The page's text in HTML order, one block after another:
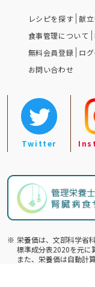
レシピを探す 献
食事管理について
無料会員登録 ロ
お問い合わせ
Twitter
※ 栄養価は、文部科学省
標準成分表2020を元に
また、栄養価は自動計